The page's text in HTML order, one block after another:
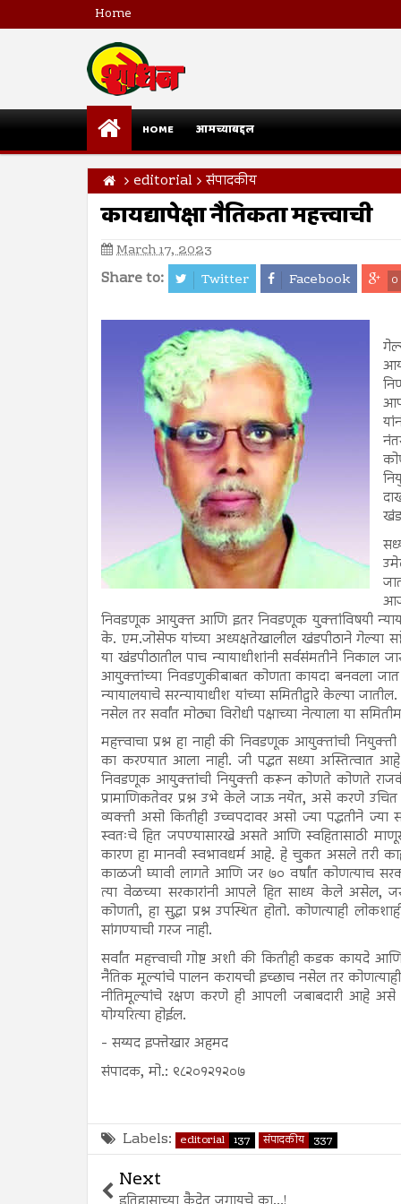
Home
HOME आमच्याबद्दल
editorial संपादकीय
कायद्यापेक्षा नैतिकता महत्त्वाची
March 17, 2023
Share to: Twitter Facebook 0
निवडणूक आयुक्त आणि इतर निवडणूक युक्तांविषयी
के. एम.जोसेफ यांच्या अध्यक्षतेखालील खंडपीठाने गेल्या
या खंडपीठातील पाच न्यायाधीशांनी सर्वसंमतीने
आयुक्तांच्या निवडणुकीबाबत कोणता कायदा बनवला जात
न्यायालयाचे सरन्यायाधीश यांच्या समितीद्वारे केल्या
नसेल तर सर्वांत मोठ्या विरोधी पक्षाच्या नेत्याला या
महत्त्वाचा प्रश्न हा नाही की निवडणूक आयुक्तांची
का करण्यात आला नाही. जी पद्धत सध्या अस्तित्वात
निवडणूक आयुक्तांची नियुक्ती करून कोणते कोणते
प्रामाणिकतेवर प्रश्न उभे केले जाऊ नयेत, असे करणे उचित
व्यक्ती असो कितीही उच्चपदावर असो ज्या पद्धतीने
स्वतःचे हित जपण्यासारखे असते आणि स्वहितासाठी
कारण हा मानवी स्वभावधर्म आहे. हे चुकत असले तरी
काळजी घ्यावी लागते आणि जर ७० वर्षांत कोणत्याच
त्या वेळच्या सरकारांनी आपले हित साध्य केले असेल,
कोणती, हा सुद्धा प्रश्न उपस्थित होतो. कोणत्याही
सांगण्याची गरज नाही.
सर्वांत महत्त्वाची गोष्ट अशी की कितीही कडक कायदे
नैतिक मूल्यांचे पालन करायची इच्छाच नसेल तर
नीतिमूल्यांचे रक्षण करणे ही आपली जबाबदारी आहे असे
योग्यरित्या होईल.
- सय्यद इफ्तेखार अहमद
संपादक, मो.: ९८२०१२१२०७
Labels: editorial 137 संपादकीय 337
Next